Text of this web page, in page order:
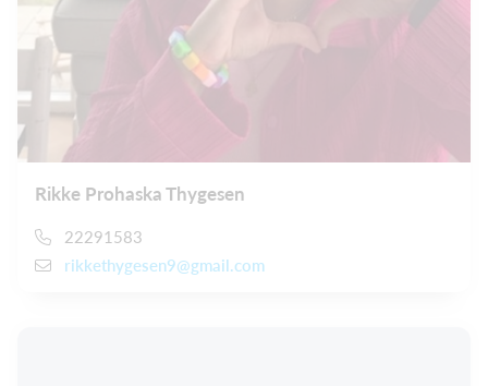
Rikke Prohaska Thygesen
22291583
rikkethygesen9@gmail.com